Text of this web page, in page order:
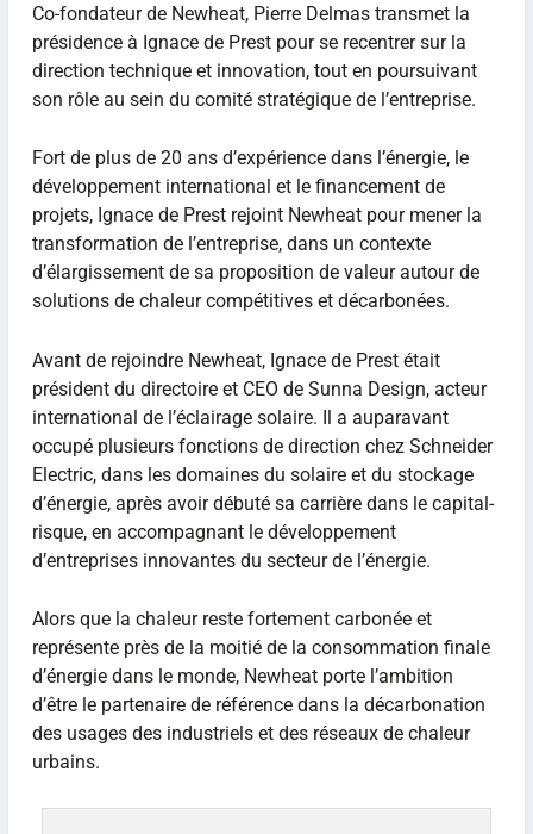
Co-fondateur de Newheat, Pierre Delmas transmet la
présidence à Ignace de Prest pour se recentrer sur la
direction technique et innovation, tout en poursuivant
son rôle au sein du comité stratégique de l’entreprise.
Fort de plus de 20 ans d’expérience dans l’énergie, le
développement international et le financement de
projets, Ignace de Prest rejoint Newheat pour mener la
transformation de l’entreprise, dans un contexte
d’élargissement de sa proposition de valeur autour de
solutions de chaleur compétitives et décarbonées.
Avant de rejoindre Newheat, Ignace de Prest était
président du directoire et CEO de Sunna Design, acteur
international de l’éclairage solaire. Il a auparavant
occupé plusieurs fonctions de direction chez Schneider
Electric, dans les domaines du solaire et du stockage
d’énergie, après avoir débuté sa carrière dans le capital-
risque, en accompagnant le développement
d’entreprises innovantes du secteur de l’énergie.
Alors que la chaleur reste fortement carbonée et
représente près de la moitié de la consommation finale
d’énergie dans le monde, Newheat porte l’ambition
d’être le partenaire de référence dans la décarbonation
des usages des industriels et des réseaux de chaleur
urbains.